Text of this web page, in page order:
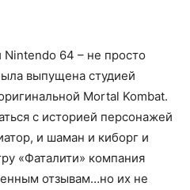
Nintendo 64 – не просто
выпущена студией
Mortal Kombat.
с историей персонажей
и шаман и киборг и
«Фаталити» компания
отзывам…но их не